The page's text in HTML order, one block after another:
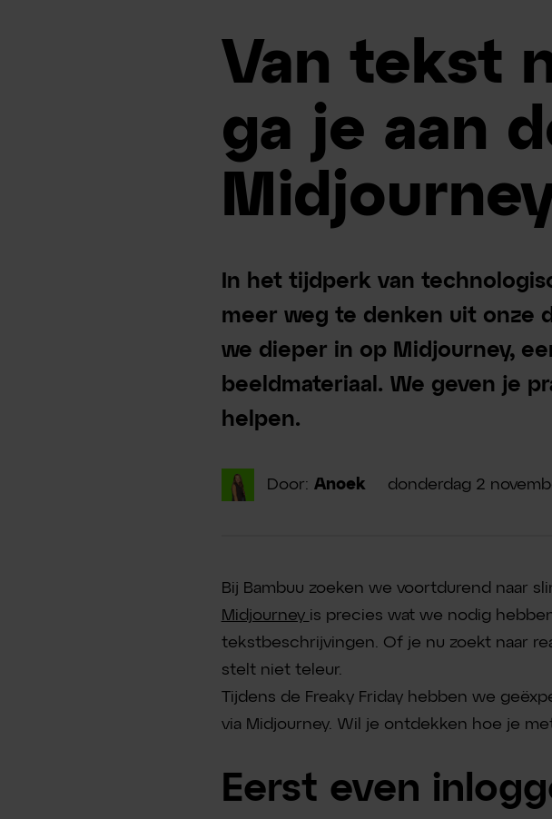
Van tekst
ga je aan
In het tijdperk van
meer weg te denken uit onze
we dieper in op Midjourney,
beeldmateriaal. We geven je
helpen.
Door: Anoek donderdag 2
Bij Bambuu zoeken we voortdurend naar
Midjourney is precies wat we nodig
tekstbeschrijvingen. Of je nu zoekt naar
stelt niet teleur.
Tijdens de Freaky Friday hebben we
via Midjourney. Wil je ontdekken hoe je
Eerst even